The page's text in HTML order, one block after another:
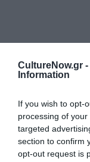
CultureNow.gr -
Information
If you wish to opt-
processing of
targeted
section to confirm
opt-out request is